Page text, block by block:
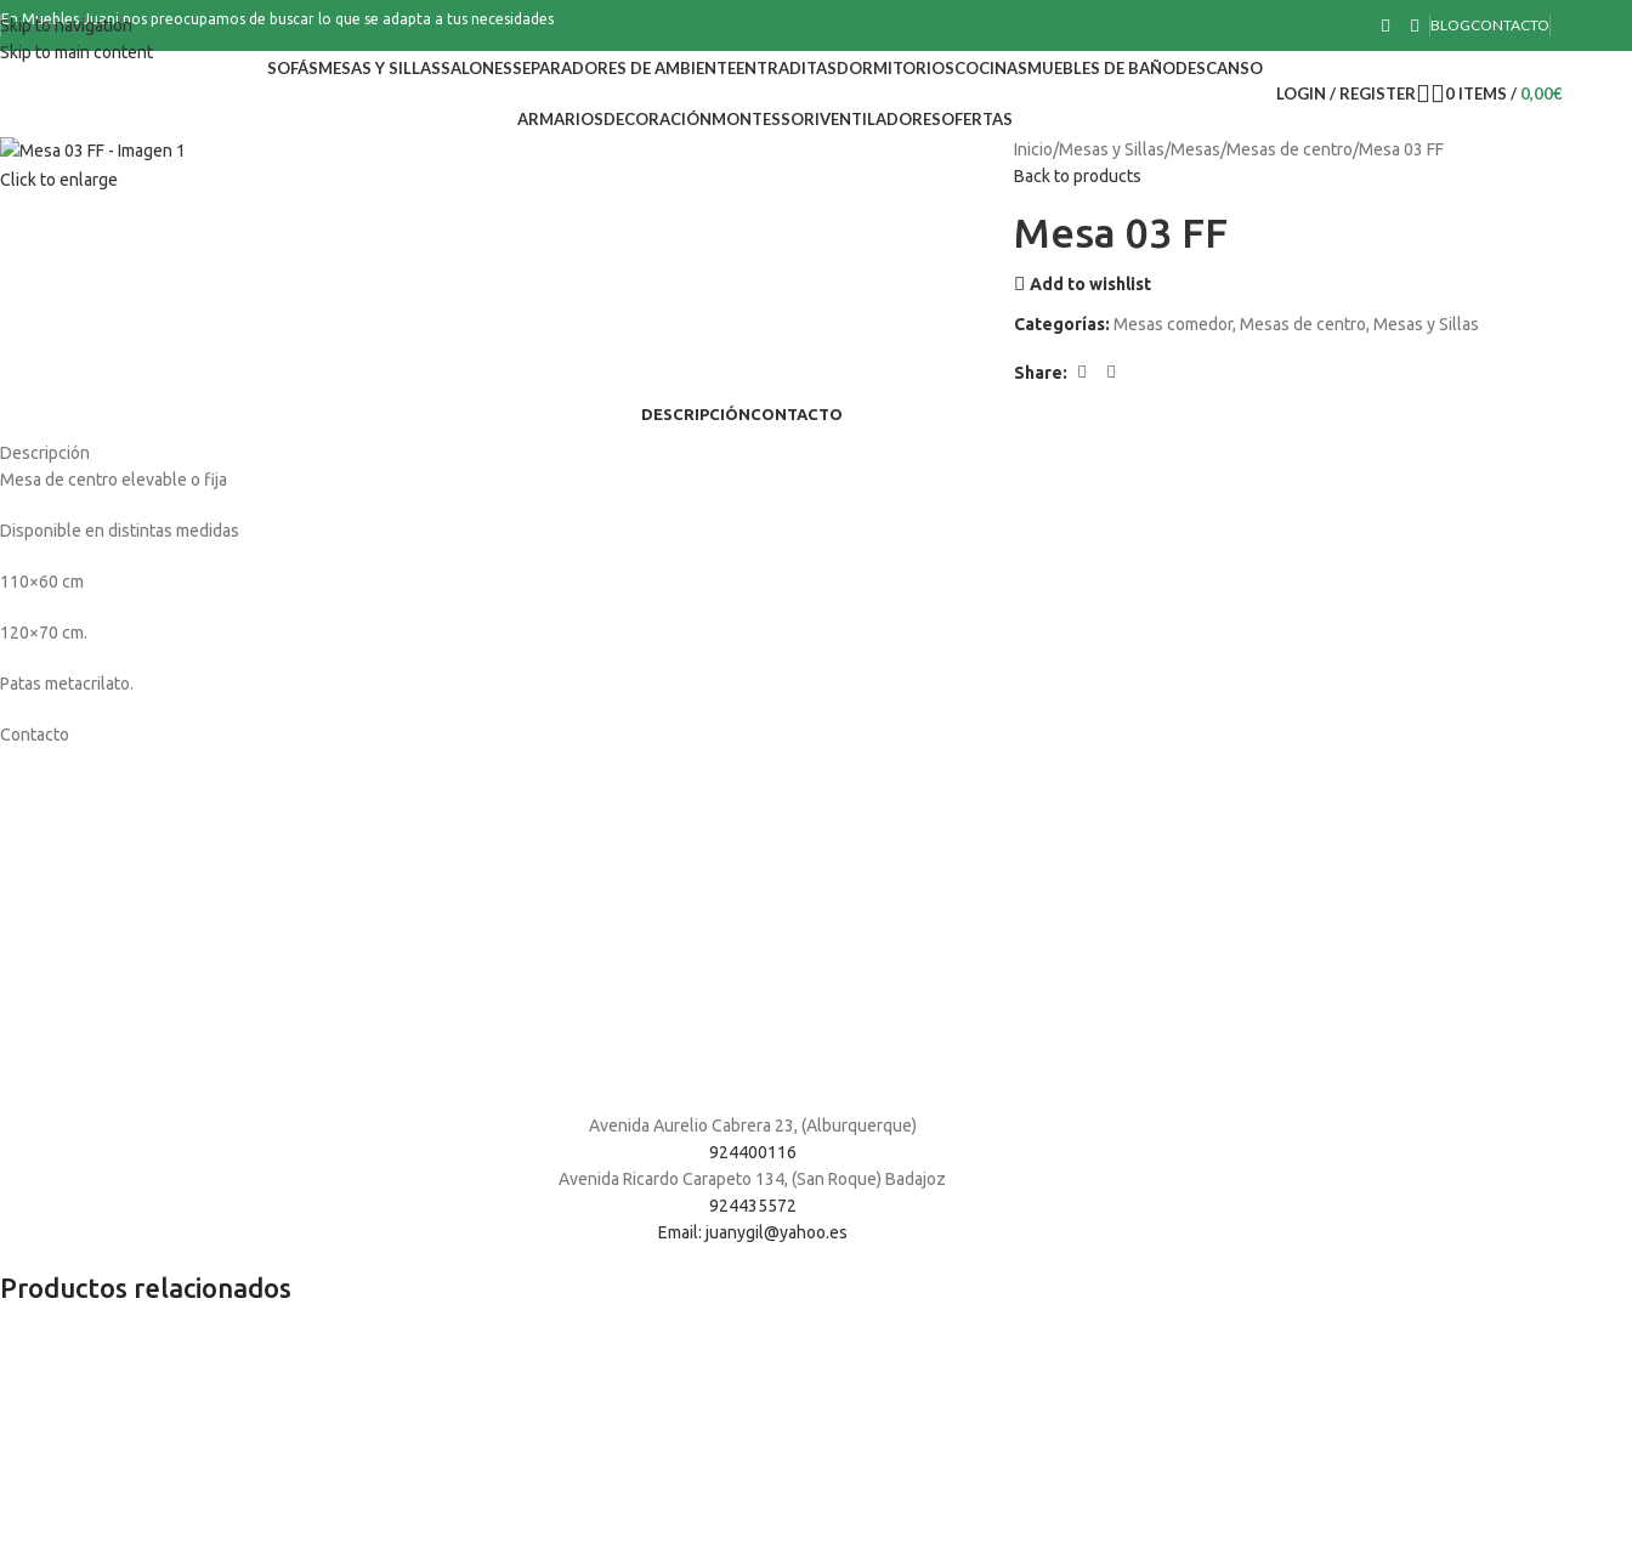
Skip to navigation
Skip to main content
En Muebles Juani nos preocupamos de buscar lo que se adapta a tus necesidades BLOGCONTACTO
SOFÁSMESAS Y SILLASSALONESSEPARADORES DE AMBIENTEENTRADITASDORMITORIOSCOCINASMUEBLES DE BAÑODESCANSO
ARMARIOSDECORACIÓNMONTESSORIVENTILADORESOFERTAS
LOGIN / REGISTER 0 ITEMS / 0,00€
Click to enlarge
Inicio Mesas y Sillas Mesas Mesas de centro Mesa 03 FF
Back to products
Mesa 03 FF
Add to wishlist
Categorías: Mesas comedor, Mesas de centro, Mesas y Sillas
Share:
DESCRIPCIÓNCONTACTO
Descripción
Mesa de centro elevable o fija
Disponible en distintas medidas
110×60 cm
120×70 cm.
Patas metacrilato.
Contacto
Avenida Aurelio Cabrera 23, (Alburquerque)
924400116
Avenida Ricardo Carapeto 134, (San Roque) Badajoz
924435572
Email: juanygil@yahoo.es
Productos relacionados